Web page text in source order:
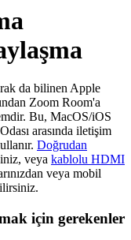
da bilinen Apple
Zoom Room'a
Bu, MacOS/iOS
arasında iletişim
Doğrudan
veya kablolu HDMI
veya mobil
için gerekenler